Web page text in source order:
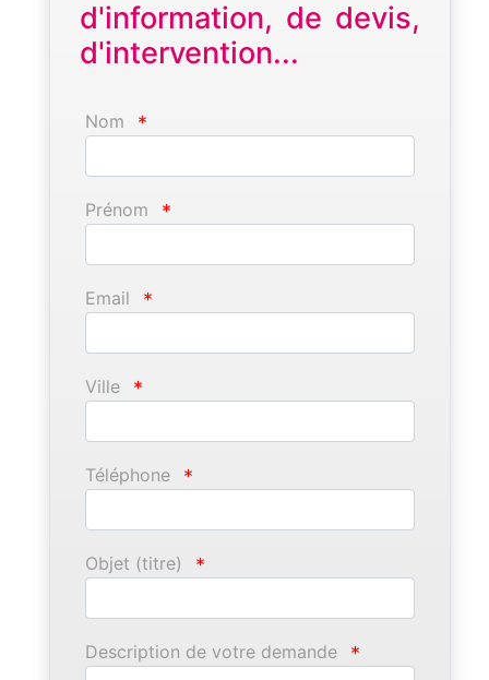
d'information, de devis,
d'intervention...
Nom *
Prénom *
Email *
Ville *
Téléphone *
Objet (titre) *
Description de votre demande *